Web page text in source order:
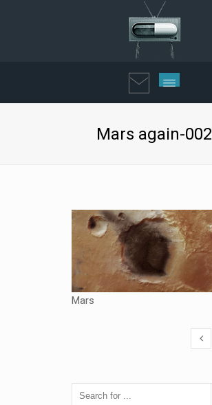
Mars again-002
Mars